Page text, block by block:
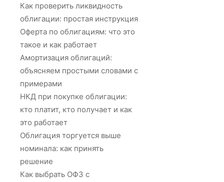
Как проверить ликвидность
облигации: простая инструкция
Оферта по облигациям: что это
такое и как работает
Амортизация облигаций:
объясняем простыми словами с
примерами
НКД при покупке облигации:
кто платит, кто получает и как
это работает
Облигация торгуется выше
номинала: как принять
решение
Как выбрать ОФЗ с